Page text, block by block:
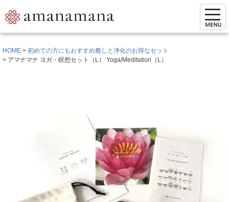
HOME
初めての方にもおすすめ癒しと浄化のお得なセット
アマナマナ ヨガ・瞑想セット（L） Yoga/Meditation（L）